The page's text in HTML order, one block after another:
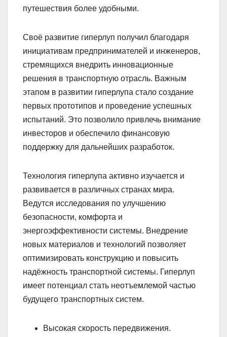
путешествия более удобными.
Своё развитие гиперлуп получил благодаря
инициативам предпринимателей и инженеров,
стремящихся внедрить инновационные
решения в транспортную отрасль. Важным
этапом в развитии гиперлупа стало создание
первых прототипов и проведение успешных
испытаний. Это позволило привлечь внимание
инвесторов и обеспечило финансовую
поддержку для дальнейших разработок.
Технология гиперлупа активно изучается и
развивается в различных странах мира.
Ведутся исследования по улучшению
безопасности, комфорта и
энергоэффективности системы. Внедрение
новых материалов и технологий позволяет
оптимизировать конструкцию и повысить
надёжность транспортной системы. Гиперлуп
имеет потенциал стать неотъемлемой частью
будущего транспортных систем.
Высокая скорость передвижения.